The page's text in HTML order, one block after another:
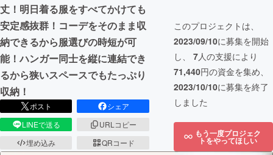
丈！明日着る服をすべてかけても
安定感抜群！コーデをそのまま収
納できるから服選びの時短が可
能！ハンガー同士を縦に連結でき
るから狭いスペースでもたっぷり
収納！
ポスト
シェア
LINEで送る
URLコピー
埋め込み
QRコード
このプロジェクトは、
2023/09/10に募集を開始
し、 7人の支援により
71,440円の資金を集め、
2023/10/10に募集を終了
しました
もう一度プロジェク
トをやってほしい